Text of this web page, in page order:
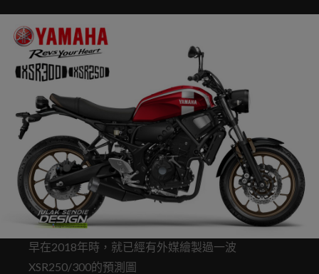
早在2018年時，就已經有外媒繪製過一波
XSR250/300的預測圖